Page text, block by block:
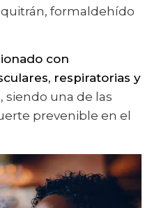
formaldehído
con
respiratorias y
, siendo una de las
prevenible en el